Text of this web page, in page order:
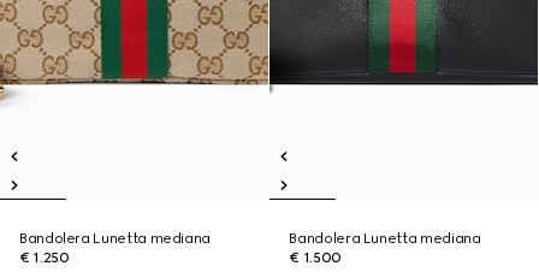
Bandolera Lunetta mediana
€ 1.250
Bandolera Lunetta mediana
€ 1.500